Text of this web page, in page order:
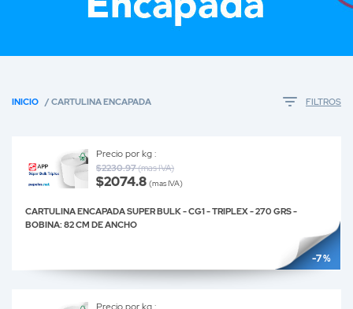
INICIO / CARTULINA ENCAPADA FILTROS
-7 %
Precio por kg :
$2230.97(mas IVA)
$2074.8 (mas IVA)
CARTULINA ENCAPADA SUPER BULK - CG1 - TRIPLEX - 270 GRS -
BOBINA: 82 CM DE ANCHO